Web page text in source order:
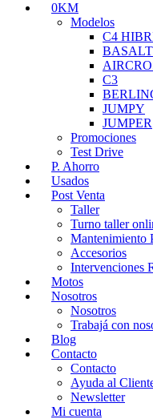
0KM
Modelos
C4
BASALT
C3
JUMPY
JUMPER
Promociones
Test Drive
P. Ahorro
Usados
Post Venta
Taller
Turno taller
Mantenimiento
Accesorios
Intervenciones
Motos
Nosotros
Nosotros
Trabajá con
Blog
Contacto
Contacto
Ayuda al
Newsletter
Mi cuenta